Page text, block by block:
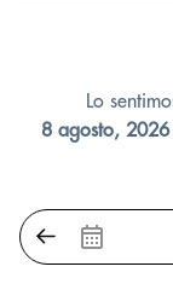
Lo
8 agosto, 2026